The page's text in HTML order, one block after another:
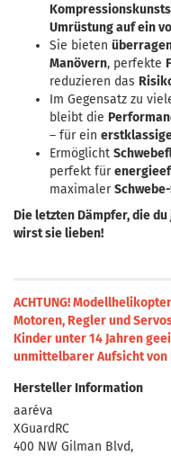
Umrüstung auf ein
Sie bieten
Manövern, perfekte
reduzieren das
Im Gegensatz zu
bleibt die
– für ein
Ermöglicht
perfekt für
maximaler
Die letzten Dämpfer, die
wirst sie lieben!
ACHTUNG!
Motoren, Regler und
Kinder unter 14 Jahren
unmittelbarer Aufsicht von
Hersteller Information
aaréva
XGuardRC
400 NW Gilman Blvd,